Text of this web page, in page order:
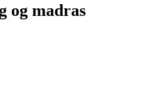
og madras